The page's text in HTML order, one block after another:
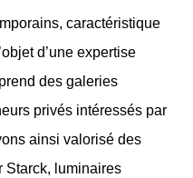
caractéristique
d’une expertise
des galeries
privés intéressés par
ainsi valorisé des
Starck, luminaires